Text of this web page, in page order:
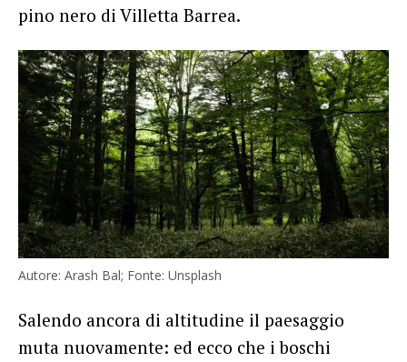
pino nero di Villetta Barrea.
Autore: Arash Bal; Fonte: Unsplash
Salendo ancora di altitudine il paesaggio
muta nuovamente: ed ecco che i boschi